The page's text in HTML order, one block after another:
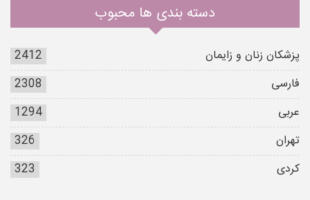
دسته بندی ها محبوب
پزشکان زنان و زایمان
2412
فارسی
2308
عربی
1294
تهران
326
کردی
323